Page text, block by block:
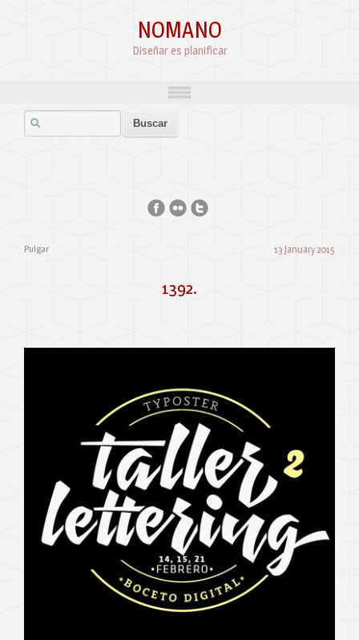
NOMANO
Diseñar es planificar
Pulgar 13 January 2015
1392.